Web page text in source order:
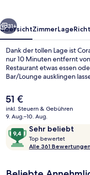
Weiter
31+
ÜbersichtZimmerLage
Dank der tollen Lage ist
nur 10 Minuten entfernt
Restaurant etwas essen
Bar/Lounge ausklingen
Der
aktuelle
Preis
51 €.
51 €
inkl. Steuern & Gebühren
9. Aug.–10. Aug.
Bewertungen
Sehr beliebt
9,4
von
10,
beliebt
Top bewertet
o
b
Alle 361